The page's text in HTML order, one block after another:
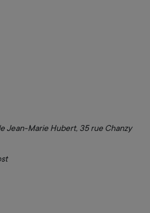
Jean-Marie Hubert, 35 rue Chanzy